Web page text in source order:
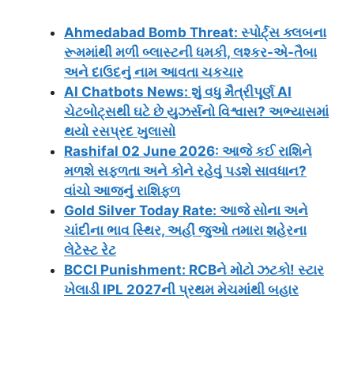
Ahmedabad Bomb Threat: સ્પોર્ટ્સ ક્લબના
રૂમમાંથી મળી બ્લાસ્ટની ધમકી, લશ્કર-એ-તૈબા
અને દાઉદનું નામ આવતા ચકચાર
AI Chatbots News: શું વધુ મૈત્રીપૂર્ણ AI
ચેટબોટ્સથી ઘટે છે યુઝર્સનો વિશ્વાસ? અભ્યાસમાં
થયો રસપ્રદ ખુલાસો
Rashifal 02 June 2026: આજે કઈ રાશિને
મળશે સફળતા અને કોને રહેવું પડશે સાવધાન?
વાંચો આજનું રાશિફળ
Gold Silver Today Rate: આજે સોના અને
ચાંદીના ભાવ સ્થિર, અહીં જુઓ તમારા શહેરના
લેટેસ્ટ રેટ
BCCI Punishment: RCBને મોટો ઝટકો! સ્ટાર
ખેલાડી IPL 2027ની પ્રથમ મેચમાંથી બહાર